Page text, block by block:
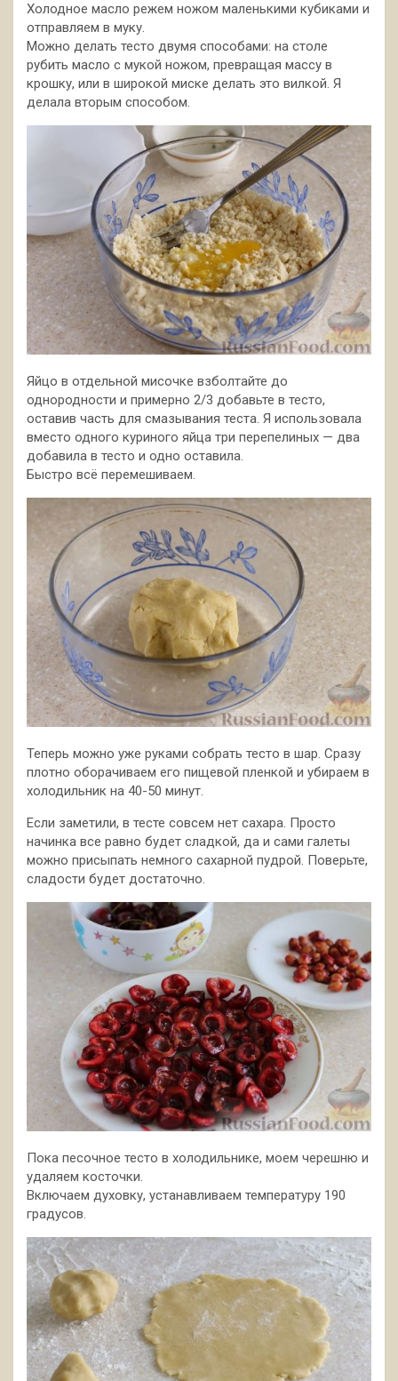
Холодное масло режем ножом маленькими кубиками и
отправляем в муку.
Можно делать тесто двумя способами: на столе
рубить масло с мукой ножом, превращая массу в
крошку, или в широкой миске делать это вилкой. Я
делала вторым способом.
Яйцо в отдельной мисочке взболтайте до
однородности и примерно 2/3 добавьте в тесто,
оставив часть для смазывания теста. Я использовала
вместо одного куриного яйца три перепелиных — два
добавила в тесто и одно оставила.
Быстро всё перемешиваем.
Теперь можно уже руками собрать тесто в шар. Сразу
плотно оборачиваем его пищевой пленкой и убираем в
холодильник на 40-50 минут.
Если заметили, в тесте совсем нет сахара. Просто
начинка все равно будет сладкой, да и сами галеты
можно присыпать немного сахарной пудрой. Поверьте,
сладости будет достаточно.
Пока песочное тесто в холодильнике, моем черешню и
удаляем косточки.
Включаем духовку, устанавливаем температуру 190
градусов.